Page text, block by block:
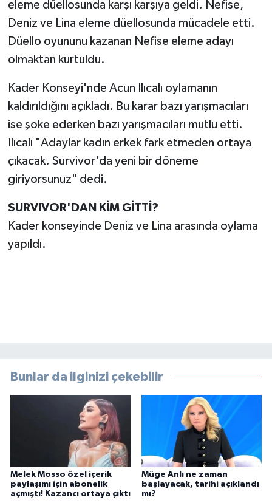
eleme düellosunda karşı karşıya geldi. Nefise,
Deniz ve Lina eleme düellosunda mücadele etti.
Düello oyununu kazanan Nefise eleme adayı
olmaktan kurtuldu.
Kader Konseyi'nde Acun Ilıcalı oylamanın
kaldırıldığını açıkladı. Bu karar bazı yarışmacıları
ise şoke ederken bazı yarışmacıları mutlu etti.
Ilıcalı "Adaylar kadın erkek fark etmeden ortaya
çıkacak. Survivor'da yeni bir döneme
giriyorsunuz" dedi.
SURVIVOR'DAN KİM GİTTİ?
Kader konseyinde Deniz ve Lina arasında oylama
yapıldı.
Bunlar da ilginizi çekebilir
Melek Mosso özel içerik
paylaşımı için abonelik
açmıştı! Kazancı ortaya çıktı
Müge Anlı ne zaman
başlayacak, tarihi açıklandı
mı?